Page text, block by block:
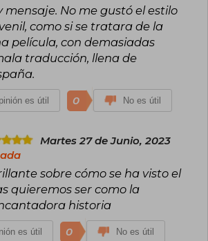
mensaje. No me gustó el estilo
como si se tratara de la
película, con demasiadas
traducción, llena de
es útil 0 No es útil
Martes 27 de Junio, 2023
sobre cómo se ha visto el
quieremos ser como la
historia
es útil 0 No es útil